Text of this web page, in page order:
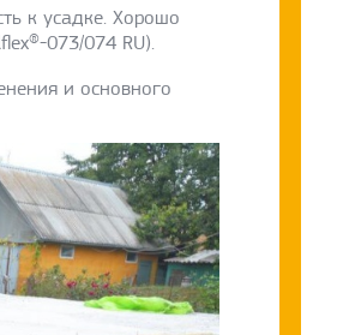
к усадке. Хорошо
073/074 RU).
и основного